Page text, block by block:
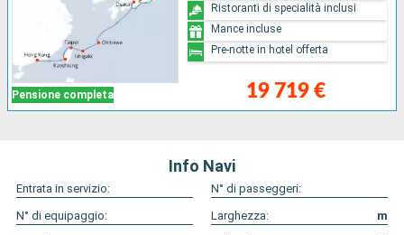
Pensione completa 19 719 €
Ristoranti di specialità inclusi
Mance incluse
Pre-notte in hotel offerta
Info Navi
Entrata in servizio:
N° di passeggeri:
N° di equipaggio:
Larghezza:
m